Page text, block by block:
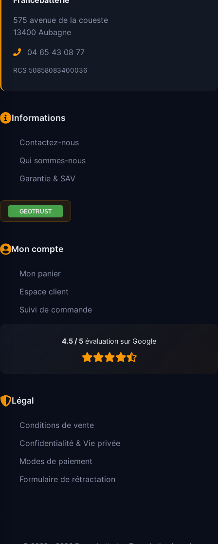
575 avenue de la coueste
13400 Aubagne
04 65 43 08 77
RCS 50858083400036
Informations
Contactez-nous
Qui sommes-nous
Garantie & SAV
Mon compte
Mon panier
Espace client
Suivi de commande
4.5 / 5 évaluation sur Google
Légal
Conditions de vente
Confidentialité & Vie privée
Modes de paiement
Formulaire de rétractation